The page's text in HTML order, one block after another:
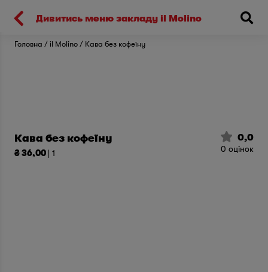
Киев
Головна il Molino Кава без кофеїну
Дивитись меню закладу il Molino
Кава без кофеїну
₴ 36,00 | 1
0,0
0 оцінок